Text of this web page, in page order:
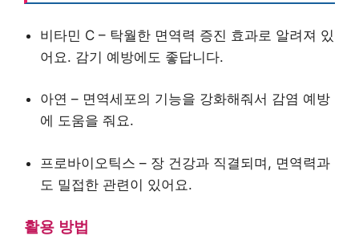
비타민 C – 탁월한 면역력 증진 효과로 알려져 있
어요. 감기 예방에도 좋답니다.
아연 – 면역세포의 기능을 강화해줘서 감염 예방
에 도움을 줘요.
프로바이오틱스 – 장 건강과 직결되며, 면역력과
도 밀접한 관련이 있어요.
활용 방법